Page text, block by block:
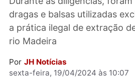
Durante as diligências,
dragas e balsas utilizadas
a prática ilegal de
rio Madeira